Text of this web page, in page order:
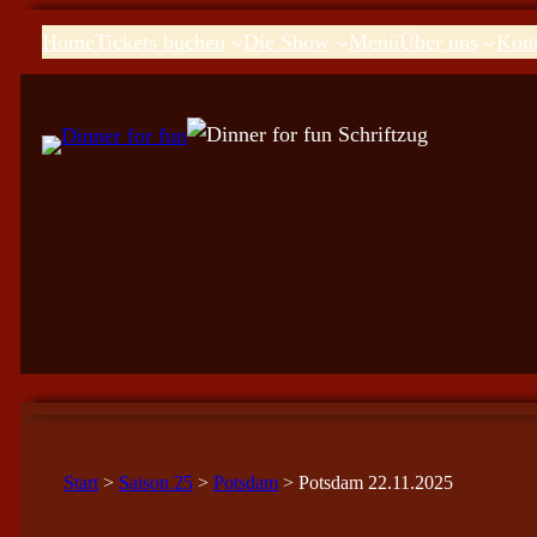
HomeTickets buchen Die Show MenüÜber uns
Start > Saison 25 > Potsdam > Potsdam 22.11.2025